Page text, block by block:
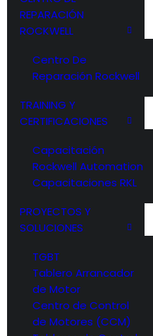
REPARACIÓN
ROCKWELL
Centro De
Reparación Rockwell
TRAINING Y
CERTIFICACIONES
Capacitación
Rockwell Automation
Capacitaciones RKL
PROYECTOS Y
SOLUCIONES
TGBT
Tablero Arrancador
de Motor
Centro de Control
de Motores (CCM)